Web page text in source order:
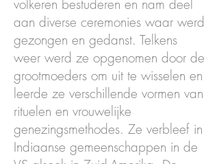
volkeren bestuderen en nam deel
aan diverse ceremonies waar werd
gezongen en gedanst. Telkens
weer werd ze opgenomen door de
grootmoeders om uit te wisselen en
leerde ze verschillende vormen van
rituelen en vrouwelijke
genezingsmethodes. Ze verbleef in
Indiaanse gemeenschappen in de